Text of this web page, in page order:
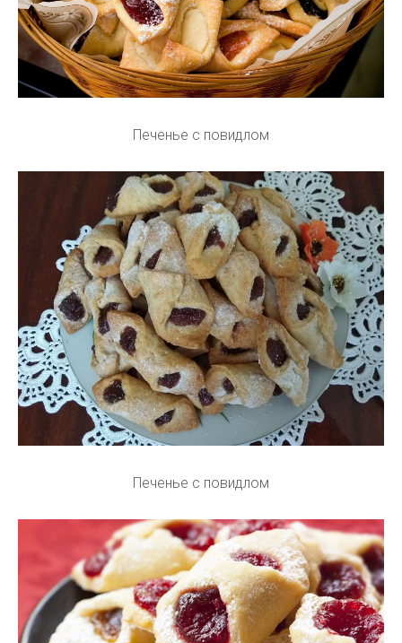
Печенье с повидлом
Печенье с повидлом